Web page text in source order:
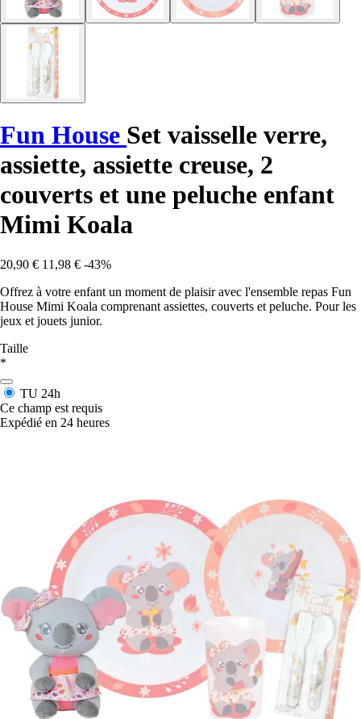
Fun House Set vaisselle verre,
assiette, assiette creuse, 2
couverts et une peluche enfant
Mimi Koala
20,90 € 11,98 € -43%
Offrez à votre enfant un moment de plaisir avec l'ensemble repas Fun
House Mimi Koala comprenant assiettes, couverts et peluche. Pour les
jeux et jouets junior.
Taille
*
TU 24h
Ce champ est requis
Expédié en 24 heures